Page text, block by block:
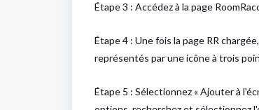
Étape 3 : Accédez à la page
Étape 4 : Une fois la page RR
représentés par une icône à trois
Étape 5 : Sélectionnez « Ajouter à